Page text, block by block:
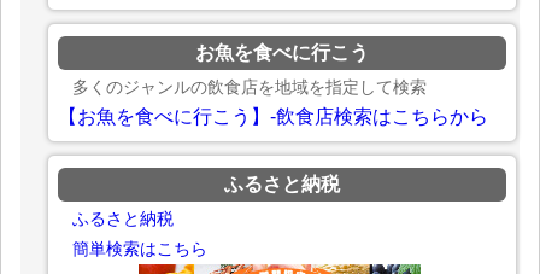
お魚を食べに行こう
多くのジャンルの飲食店を地域を指定して検索
【お魚を食べに行こう】-飲食店検索はこちらから
ふるさと納税
ふるさと納税
簡単検索はこちら